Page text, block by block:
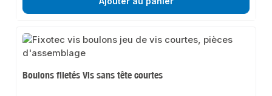
Boulons filetés Vis sans tête courtes